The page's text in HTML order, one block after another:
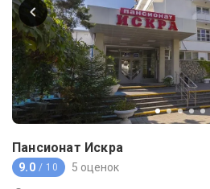
Пансионат Искра
9.0 / 10 5 оценок